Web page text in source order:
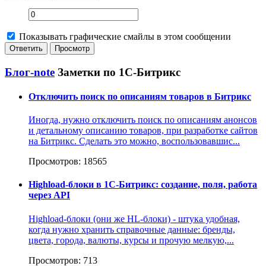
Показывать графические смайлы в этом сообщении
Блог-note Заметки по 1С-Битрикс
Отключить поиск по описаниям товаров в Битрикс
Иногда, нужно отключить поиск по описаниям анонсов
и детальному описанию товаров, при разработке сайтов
на Битрикс. Сделать это можно, воспользовавшис...
Просмотров: 18565
Highload-блоки в 1С-Битрикс: создание, поля, работа
через API
Highload-блоки (они же HL-блоки) - штука удобная,
когда нужно хранить справочные данные: бренды,
цвета, города, валюты, курсы и прочую мелкую,...
Просмотров: 713